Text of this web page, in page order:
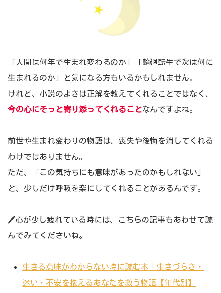
「人間は何年で生まれ変わるのか」「輪廻転生で次は何に
生まれるのか」と気になる方もいるかもしれません。
けれど、小説のよさは正解を教えてくれることではなく、
今の心にそっと寄り添ってくれることなんですよね。
前世や生まれ変わりの物語は、喪失や後悔を消してくれる
わけではありません。
ただ、「この気持ちにも意味があったのかもしれない」
と、少しだけ呼吸を楽にしてくれることがあるんです。
🖊️心が少し疲れている時には、こちらの記事もあわせて読
んでみてくださいね。
生きる意味がわからない時に読む本｜生きづらさ・
迷い・不安を抱えるあなたを救う物語【年代別】